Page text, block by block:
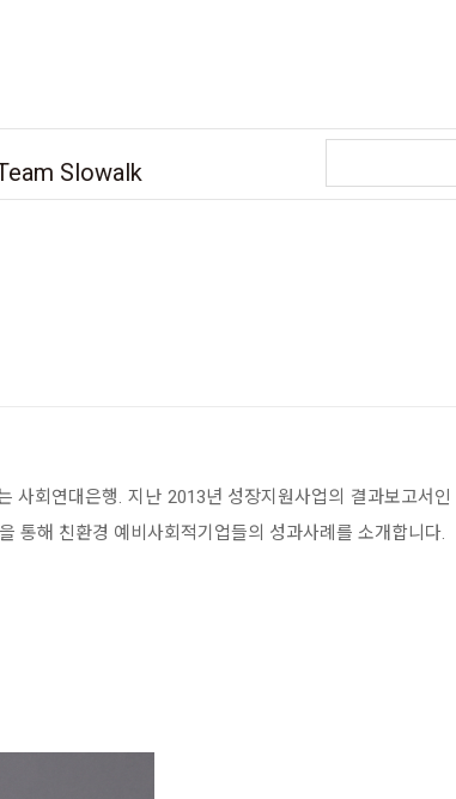
Slowalk
사회연대은행. 지난 2013년 성장지원사업의 결과보고서인
통해 친환경 예비사회적기업들의 성과사례를 소개합니다.